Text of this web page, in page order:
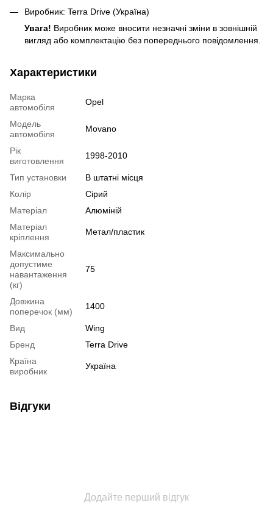
Виробник: Terra Drive (Україна)
Увага! Виробник може вносити незначні зміни в зовнішній
вигляд або комплектацію без попереднього повідомлення.
Характеристики
Марка
автомобіля
Opel
Модель
автомобіля
Movano
Рік
виготовлення
1998-2010
Тип установки
В штатні місця
Колір
Сірий
Матеріал
Алюміній
Матеріал
кріплення
Метал/пластик
Максимально
допустиме
навантаження
(кг)
75
Довжина
поперечок (мм)
1400
Вид
Wing
Бренд
Terra Drive
Країна
виробник
Україна
Відгуки
Додайте перший відгук